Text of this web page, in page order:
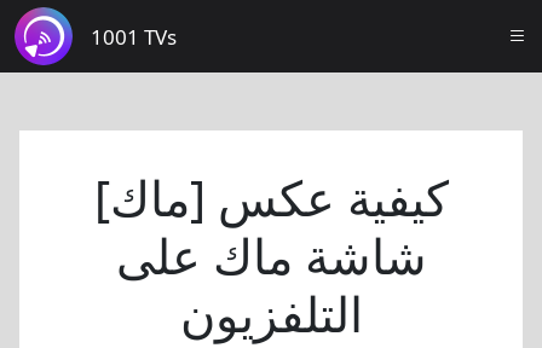
1001 TVs
[ماك] كيفية عكس
شاشة ماك على
التلفزيون